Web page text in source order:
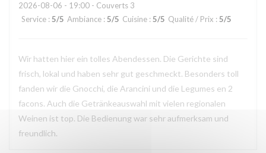
2026-08-06 - 19:00 - Couverts 3
Service : 5/5 Ambiance : 5/5 Cuisine : 5/5 Qualité / Prix : 5/5
Wir hatten hier ein tolles Abendessen. Die Gerichte sind
frisch, lokal und haben sehr gut geschmeckt. Besonders toll
fanden wir die Gnocchi, die Arancini und die Legumes en 2
facons. Auch die Getränkeauswahl mit vielen regionalen
Weinen ist top. Die Bedienung war sehr aufmerksam und
freundlich.